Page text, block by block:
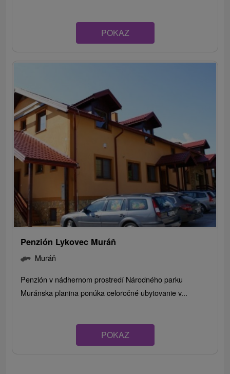
POKAZ
Penzión Lykovec Muráň
Muráň
Penzión v nádhernom prostredí Národného parku
Muránska planina ponúka celoročné ubytovanie v...
POKAZ